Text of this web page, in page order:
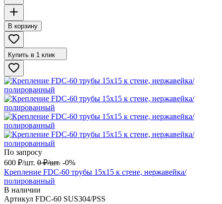
В корзину
Купить в 1 клик
По запросу
600 ₽/шт. 0 ₽/шт. -0%
Крепление FDC-60 трубы 15х15 к стене, нержавейка/
полированный
В наличии
Артикул FDC-60 SUS304/PSS